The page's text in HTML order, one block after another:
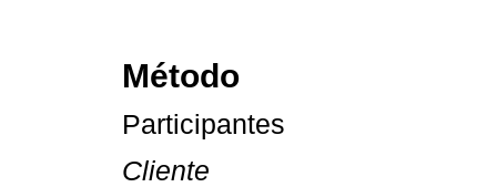
Método
Participantes
Cliente